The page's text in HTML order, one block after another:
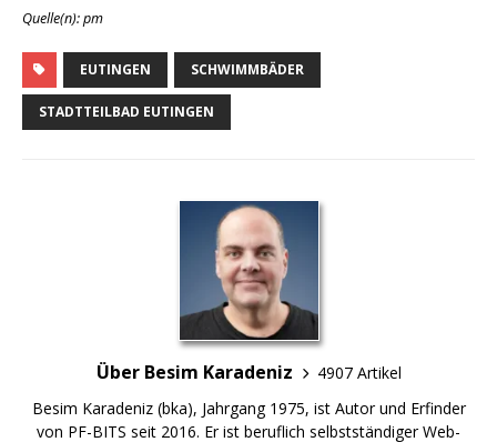
Quelle(n): pm
EUTINGEN SCHWIMMBÄDER
STADTTEILBAD EUTINGEN
Über Besim Karadeniz
4907 Artikel
Besim Karadeniz (bka), Jahrgang 1975, ist Autor und Erfinder
von PF-BITS seit 2016. Er ist beruflich selbstständiger Web-